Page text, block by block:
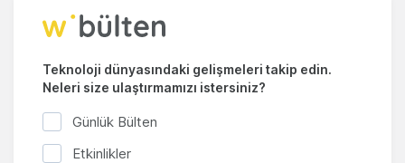
Teknoloji dünyasındaki gelişmeleri takip edin.
Neleri size ulaştırmamızı istersiniz?
Günlük Bülten
Etkinlikler